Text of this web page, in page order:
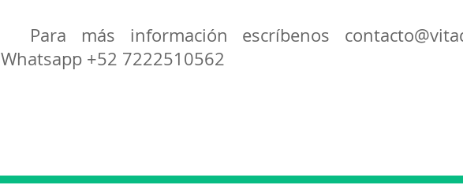
Para más información escríbenos
Whatsapp +52 7222510562